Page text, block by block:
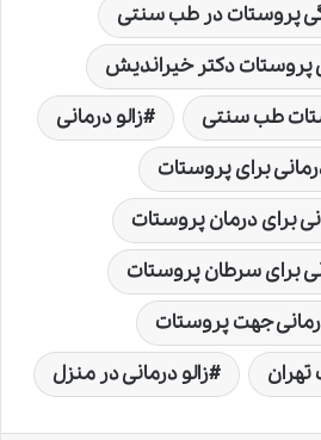
پروستات در طب سنتی
پروستات دکتر خیراندیش
طب سنتی
زالو درمانی
برای پروستات
برای درمان پروستات
برای سرطان پروستات
جهت پروستات
تهران
زالو درمانی در منزل